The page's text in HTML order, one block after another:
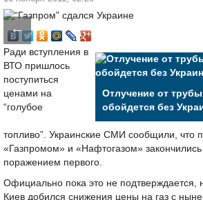
←
Отлучение от
обойдется без
Ради вступления в
ВТО пришлось
поступиться
ценами на
“голубое
топливо”. Украинские СМИ сообщили, что
«Газпромом» и «Нафтогазом»
поражением первого.
Официально пока это не подтверждается,
Киев добился снижения цены на газ с